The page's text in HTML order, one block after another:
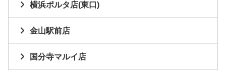
横浜ポルタ店(東口)
金山駅前店
国分寺マルイ店